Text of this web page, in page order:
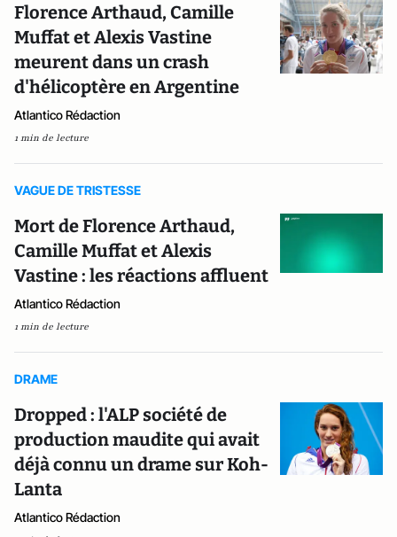
Florence Arthaud, Camille
Muffat et Alexis Vastine
meurent dans un crash
d'hélicoptère en Argentine
Atlantico Rédaction
1 min de lecture
VAGUE DE TRISTESSE
Mort de Florence Arthaud,
Camille Muffat et Alexis
Vastine : les réactions affluent
Atlantico Rédaction
1 min de lecture
DRAME
Dropped : l'ALP société de
production maudite qui avait
déjà connu un drame sur Koh-
Lanta
Atlantico Rédaction